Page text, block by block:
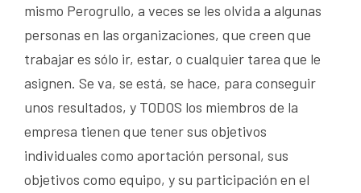
mismo Perogrullo, a veces se les olvida a algunas
personas en las organizaciones, que creen que
trabajar es sólo ir, estar, o cualquier tarea que le
asignen. Se va, se está, se hace, para conseguir
unos resultados, y TODOS los miembros de la
empresa tienen que tener sus objetivos
individuales como aportación personal, sus
objetivos como equipo, y su participación en el